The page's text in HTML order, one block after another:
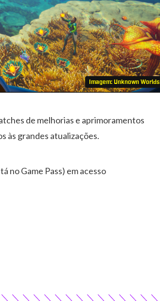
Imagem: Unknown Worlds
de melhorias e aprimoramentos
às grandes atualizações.
no Game Pass) em acesso